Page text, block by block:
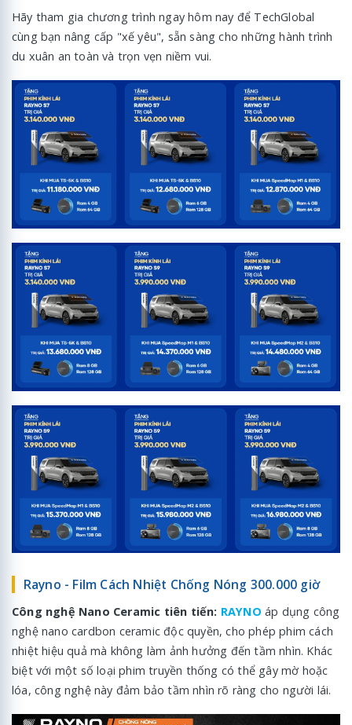
Hãy tham gia chương trình ngay hôm nay để TechGlobal
cùng bạn nâng cấp "xế yêu", sẵn sàng cho những hành trình
du xuân an toàn và trọn vẹn niềm vui.
Rayno - Film Cách Nhiệt Chống Nóng 300.000 giờ
Công nghệ Nano Ceramic tiên tiến: RAYNO áp dụng công
nghệ nano cardbon ceramic độc quyền, cho phép phim cách
nhiệt hiệu quả mà không làm ảnh hưởng đến tầm nhìn. Khác
biệt với một số loại phim truyền thống có thể gây mờ hoặc
lóa, công nghệ này đảm bảo tầm nhìn rõ ràng cho người lái.